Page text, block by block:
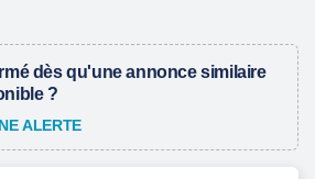
dès qu'une annonce similaire
?
ALERTE